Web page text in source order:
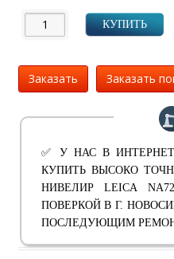
КУПИТЬ
Заказать Заказать
✅ У НАС В
КУПИТЬ ВЫСОКО
НИВЕЛИР LEICA
ПОВЕРКОЙ В Г.
ПОСЛЕДУЮЩИМ